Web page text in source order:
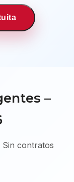
–
Sin contratos